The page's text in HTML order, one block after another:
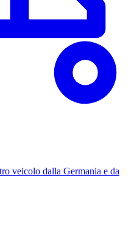
veicolo dalla Germania e da